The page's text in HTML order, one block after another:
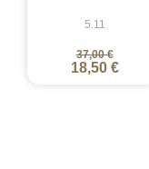
5.11
37,00 €
18,50 €